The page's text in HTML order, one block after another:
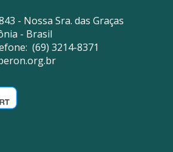
- Nossa Sra. das Graças
- Brasil
(69) 3214-8371